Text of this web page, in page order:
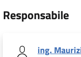
Responsabile
ing.